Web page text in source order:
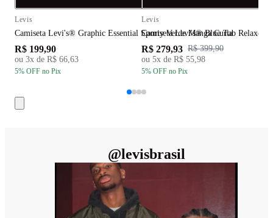
Levis
Camiseta Levi's® Graphic Essential Sporty Verde Manga Curta
R$ 199,90
ou 3x de R$ 66,63
5% OFF no Pix
Levis
Camiseta Levi's® Blue Tab Relaxed
R$ 279,93 R$ 399,90
ou 5x de R$ 55,98
5% OFF no Pix
@levisbrasil